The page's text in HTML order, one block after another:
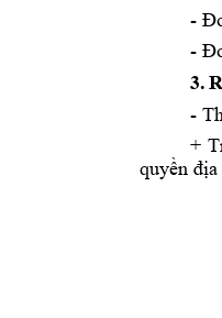
-
-
3.
-
+
quyền địa